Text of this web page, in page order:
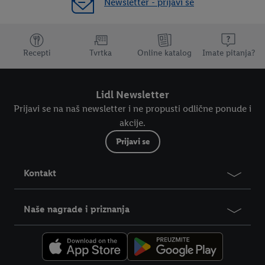
Dodatne teme
Recepti Tvrtka Online katalog Imate pitanja?
Lidl Newsletter
Prijavi se na naš newsletter i ne propusti odlične ponude i
akcije.
Prijavi se
Kontakt
Naše nagrade i priznanja